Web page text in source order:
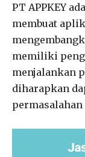
PT APPKEY
membuat
memiliki
menjalankan
diharapkan
permasalahan